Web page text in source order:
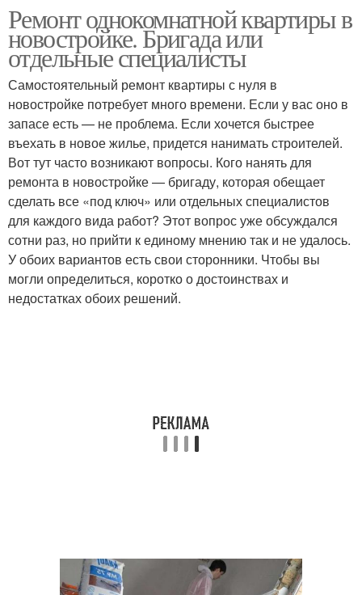
Ремонт однокомнатной квартиры в
новостройке. Бригада или
отдельные специалисты
Самостоятельный ремонт квартиры с нуля в
новостройке потребует много времени. Если у вас оно в
запасе есть — не проблема. Если хочется быстрее
въехать в новое жилье, придется нанимать строителей.
Вот тут часто возникают вопросы. Кого нанять для
ремонта в новостройке — бригаду, которая обещает
сделать все «под ключ» или отдельных специалистов
для каждого вида работ? Этот вопрос уже обсуждался
сотни раз, но прийти к единому мнению так и не удалось.
У обоих вариантов есть свои сторонники. Чтобы вы
могли определиться, коротко о достоинствах и
недостатках обоих решений.